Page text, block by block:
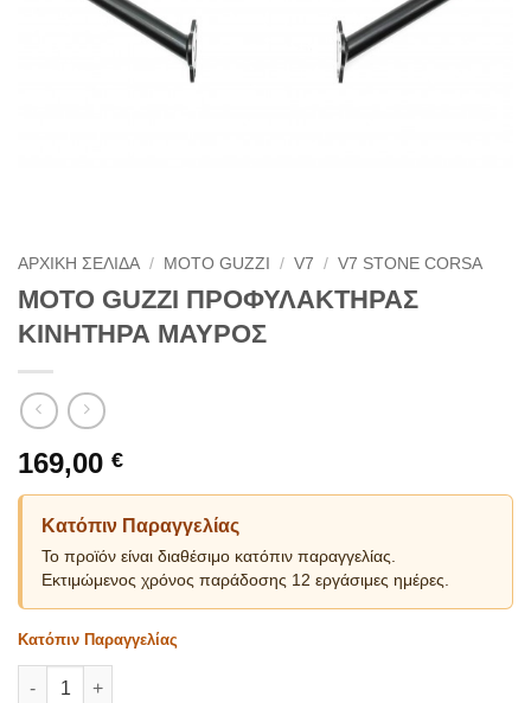
ΑΡΧΙΚΗ ΣΕΛΙΔΑ / MOTO GUZZI / V7 / V7 STONE CORSA
MOTO GUZZI ΠΡΟΦΥΛΑΚΤΗΡΑΣ
ΚΙΝΗΤΗΡΑ ΜΑΥΡΟΣ
169,00 €
Κατόπιν Παραγγελίας
Το προϊόν είναι διαθέσιμο κατόπιν παραγγελίας.
Εκτιμώμενος χρόνος παράδοσης 12 εργάσιμες ημέρες.
Κατόπιν Παραγγελίας
MOTO GUZZI ΠΡΟΦΥΛΑΚΤΗΡΑΣ ΚΙΝΗΤΗΡΑ ΜΑΥΡΟΣ ποσότητα